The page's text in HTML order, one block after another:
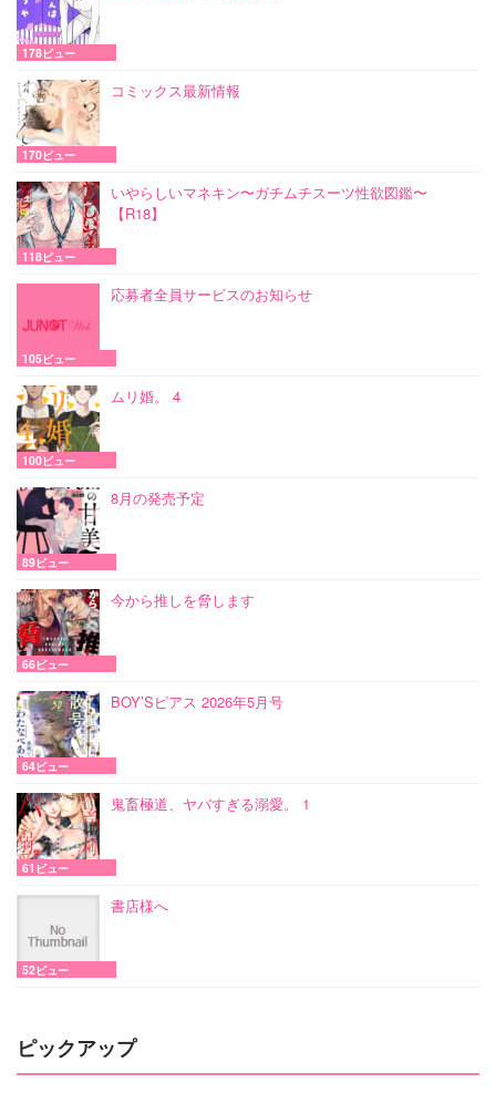
178ビュー
コミックス最新情報
170ビュー
いやらしいマネキン〜ガチムチスーツ性欲図鑑〜
【R18】
118ビュー
応募者全員サービスのお知らせ
105ビュー
ムリ婚。 4
100ビュー
8月の発売予定
89ビュー
今から推しを脅します
66ビュー
BOY’Sピアス 2026年5月号
64ビュー
鬼畜極道、ヤバすぎる溺愛。 1
61ビュー
書店様へ
52ビュー
ピックアップ